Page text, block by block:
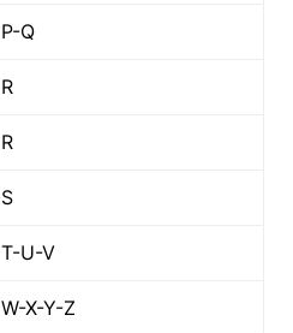
P-Q
R
R
S
T-U-V
W-X-Y-Z